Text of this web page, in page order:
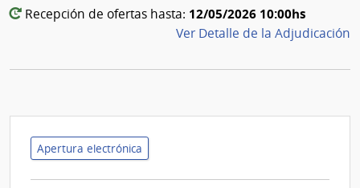
Recepción de ofertas hasta: 12/05/2026 10:00hs
Ver Detalle de la Adjudicación
Apertura electrónica